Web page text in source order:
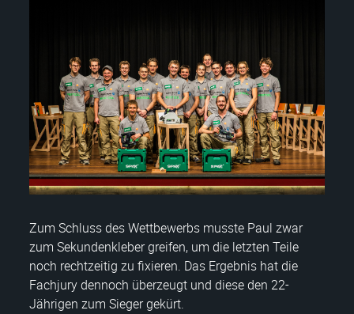
Zum Schluss des Wettbewerbs musste Paul zwar
zum Sekundenkleber greifen, um die letzten Teile
noch rechtzeitig zu fixieren. Das Ergebnis hat die
Fachjury dennoch überzeugt und diese den 22-
Jährigen zum Sieger gekürt.